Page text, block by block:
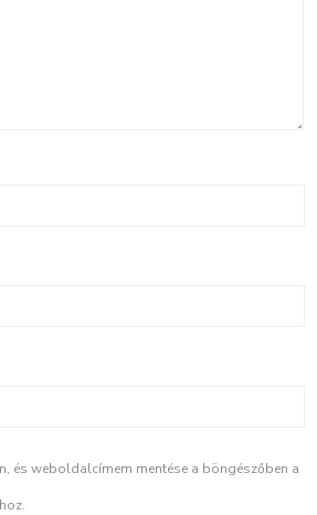
és weboldalcímem mentése a böngészőben a